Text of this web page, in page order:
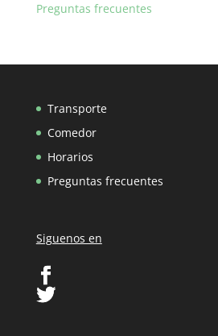
Preguntas frecuentes
Transporte
Comedor
Horarios
Preguntas frecuentes
Siguenos en